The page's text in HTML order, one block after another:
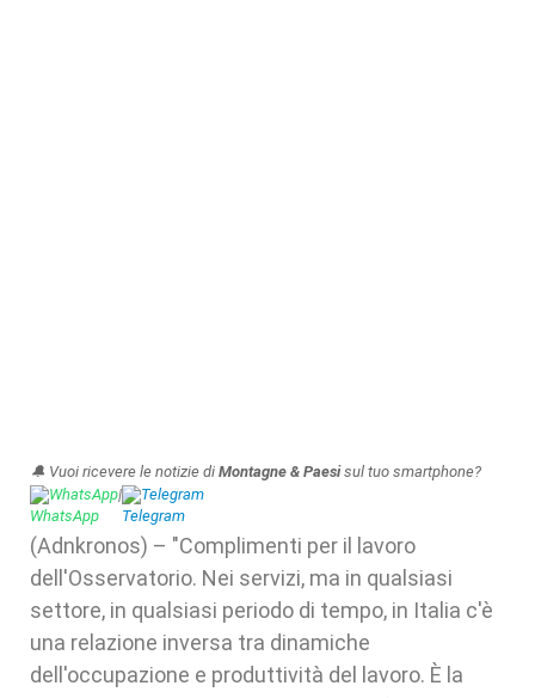
🔔 Vuoi ricevere le notizie di Montagne & Paesisul tuo smartphone?
WhatsApp| Telegram
(Adnkronos) – "Complimenti per il lavoro
dell'Osservatorio. Nei servizi, ma in qualsiasi
settore, in qualsiasi periodo di tempo, in Italia c'è
una relazione inversa tra dinamiche
dell'occupazione e produttività del lavoro. È la